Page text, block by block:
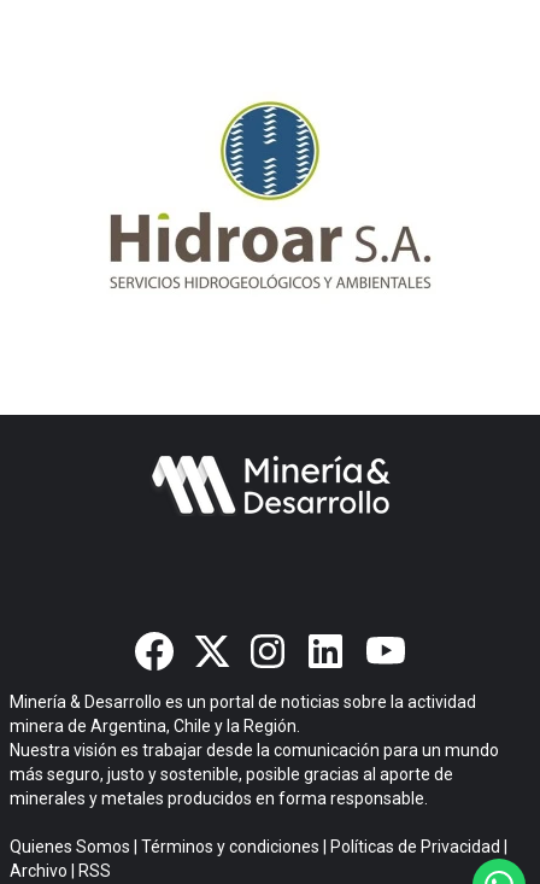
Minería & Desarrollo es un portal de noticias sobre la actividad
minera de Argentina, Chile y la Región.
Nuestra visión es trabajar desde la comunicación para un mundo
más seguro, justo y sostenible, posible gracias al aporte de
minerales y metales producidos en forma responsable.
Quienes Somos Términos y condiciones Políticas de Privacidad
Archivo
RSS